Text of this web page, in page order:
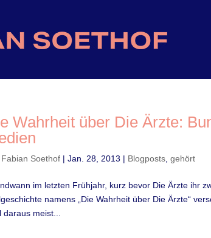
Wahrheit über Die Ärzte:
Fabian Soethof |Jan. 28, 2013 | Blogposts ,gehört
im letzten Frühjahr, kurz bevor Die Ärzte ihr
namens „Die Wahrheit über Die Ärzte“
daraus meist...